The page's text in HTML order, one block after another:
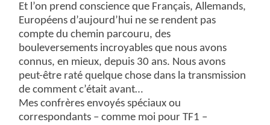
Et l’on prend conscience que Français, Allemands,
Européens d’aujourd’hui ne se rendent pas
compte du chemin parcouru, des
bouleversements incroyables que nous avons
connus, en mieux, depuis 30 ans. Nous avons
peut-être raté quelque chose dans la transmission
de comment c’était avant…
Mes confrères envoyés spéciaux ou
correspondants – comme moi pour TF1 –